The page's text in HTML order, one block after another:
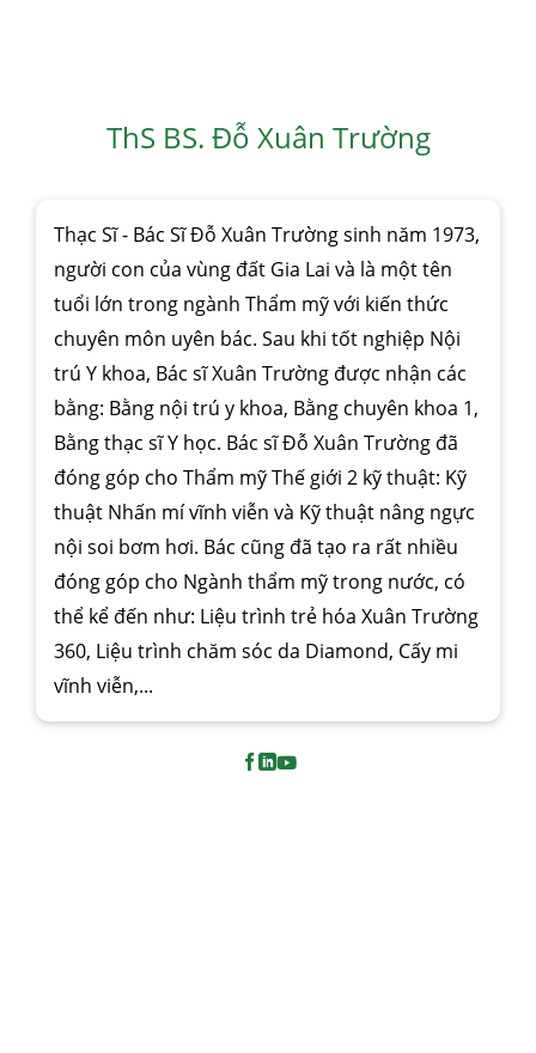
ThS BS. Đỗ Xuân Trường
Thạc Sĩ - Bác Sĩ Đỗ Xuân Trường sinh năm 1973,
người con của vùng đất Gia Lai và là một tên
tuổi lớn trong ngành Thẩm mỹ với kiến thức
chuyên môn uyên bác. Sau khi tốt nghiệp Nội
trú Y khoa, Bác sĩ Xuân Trường được nhận các
bằng: Bằng nội trú y khoa, Bằng chuyên khoa 1,
Bằng thạc sĩ Y học. Bác sĩ Đỗ Xuân Trường đã
đóng góp cho Thẩm mỹ Thế giới 2 kỹ thuật: Kỹ
thuật Nhấn mí vĩnh viễn và Kỹ thuật nâng ngực
nội soi bơm hơi. Bác cũng đã tạo ra rất nhiều
đóng góp cho Ngành thẩm mỹ trong nước, có
thể kể đến như: Liệu trình trẻ hóa Xuân Trường
360, Liệu trình chăm sóc da Diamond, Cấy mi
vĩnh viễn,...